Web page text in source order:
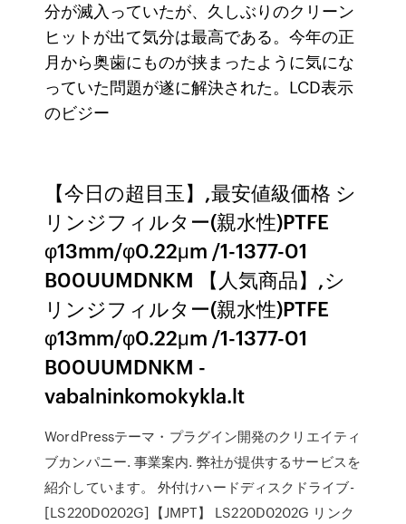
分が滅入っていたが、久しぶりのクリーン
ヒットが出て気分は最高である。今年の正
月から奥歯にものが挟まったように気にな
っていた問題が遂に解決された。LCD表示
のビジー
【今日の超目玉】,最安値級価格 シ
リンジフィルター(親水性)PTFE
φ13mm/φ0.22μm /1-1377-01
B00UUMDNKM 【人気商品】,シ
リンジフィルター(親水性)PTFE
φ13mm/φ0.22μm /1-1377-01
B00UUMDNKM -
vabalninkomokykla.lt
WordPressテーマ・プラグイン開発のクリエイティ
ブカンパニー. 事業案内. 弊社が提供するサービスを
紹介しています。 外付けハードディスクドライブ-
[LS220D0202G]【JMPT】 LS220D0202G リンク